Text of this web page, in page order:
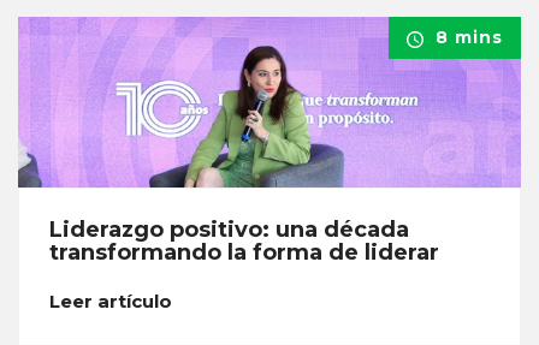
8 mins
Liderazgo positivo: una década
transformando la forma de liderar
Leer artículo